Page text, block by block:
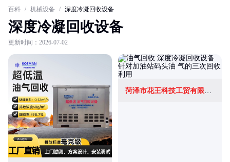
百科 / 机械设备 / 深度冷凝回收设备
深度冷凝回收设备
更新时间：2026-07-02
菏泽市花王科技工贸有限公司